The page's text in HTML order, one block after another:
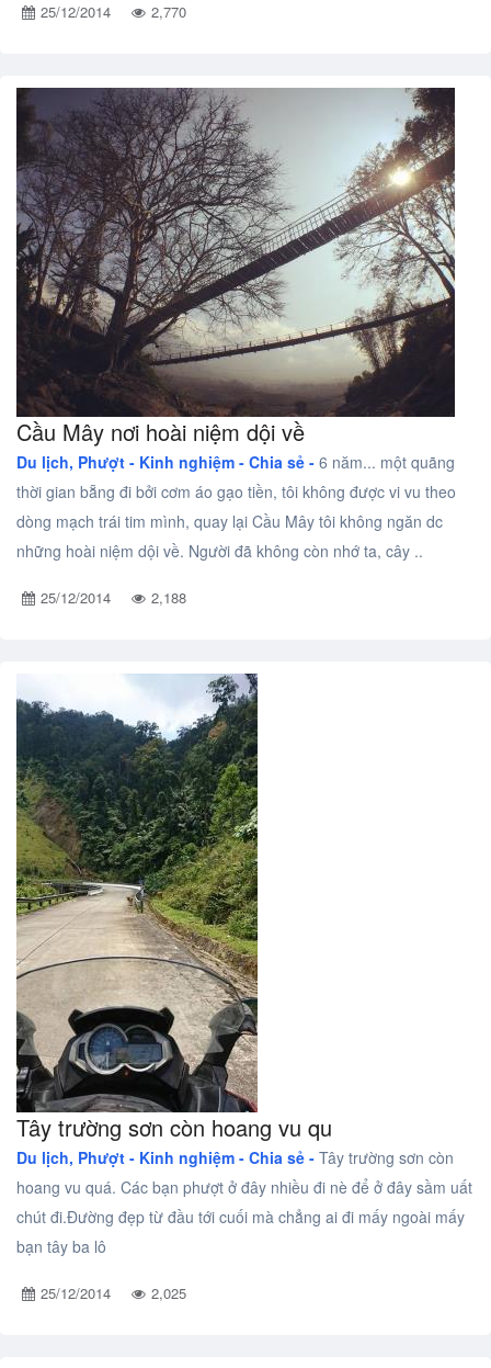
25/12/2014 2,770
Cầu Mây nơi hoài niệm dội về
Du lịch, Phượt - Kinh nghiệm - Chia sẻ - 6 năm... một quãng
thời gian bẵng đi bởi cơm áo gạo tiền, tôi không được vi vu theo
dòng mạch trái tim mình, quay lại Cầu Mây tôi không ngăn dc
những hoài niệm dội về. Người đã không còn nhớ ta, cây ..
25/12/2014 2,188
Tây trường sơn còn hoang vu qu
Du lịch, Phượt - Kinh nghiệm - Chia sẻ - Tây trường sơn còn
hoang vu quá. Các bạn phượt ở đây nhiều đi nè để ở đây sầm uất
chút đi.Đường đẹp từ đầu tới cuối mà chẳng ai đi mấy ngoài mấy
bạn tây ba lô
25/12/2014 2,025